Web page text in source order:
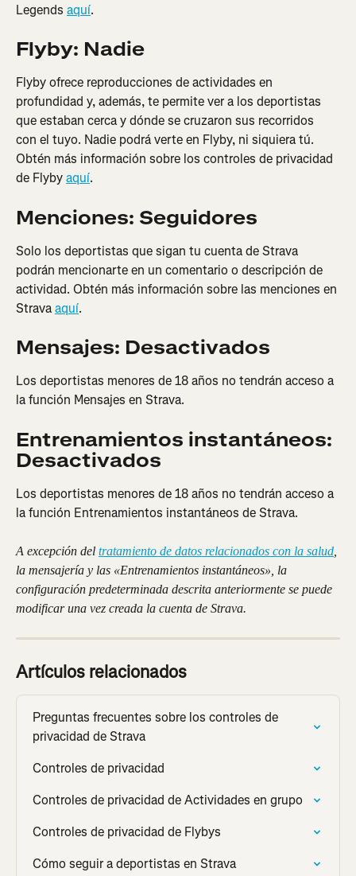
Legends aquí.
Flyby: Nadie
Flyby ofrece reproducciones de actividades en
profundidad y, además, te permite ver a los deportistas
que estaban cerca y dónde se cruzaron sus recorridos
con el tuyo. Nadie podrá verte en Flyby, ni siquiera tú.
Obtén más información sobre los controles de privacidad
de Flyby aquí.
Menciones: Seguidores
Solo los deportistas que sigan tu cuenta de Strava
podrán mencionarte en un comentario o descripción de
actividad. Obtén más información sobre las menciones en
Strava aquí.
Mensajes: Desactivados
Los deportistas menores de 18 años no tendrán acceso a
la función Mensajes en Strava.
Entrenamientos instantáneos:
Desactivados
Los deportistas menores de 18 años no tendrán acceso a
la función Entrenamientos instantáneos de Strava.
A excepción del tratamiento de datos relacionados con la salud
la mensajería y las «Entrenamientos instantáneos», la
configuración predeterminada descrita anteriormente se puede
modificar una vez creada la cuenta de Strava.
Artículos relacionados
Preguntas frecuentes sobre los controles de
privacidad de Strava
Controles de privacidad
Controles de privacidad de Actividades en grupo
Controles de privacidad de Flybys
Cómo seguir a deportistas en Strava